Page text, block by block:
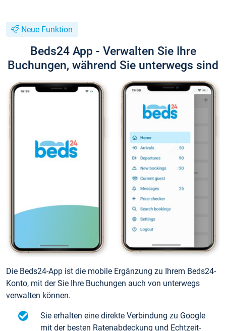
Neue Funktion
Beds24 App - Verwalten Sie Ihre
Buchungen, während Sie unterwegs sind
Die Beds24-App ist die mobile Ergänzung zu Ihrem Beds24-
Konto, mit der Sie Ihre Buchungen auch von unterwegs
verwalten können.
Sie erhalten eine direkte Verbindung zu Google
mit der besten Ratenabdeckung und Echtzeit-